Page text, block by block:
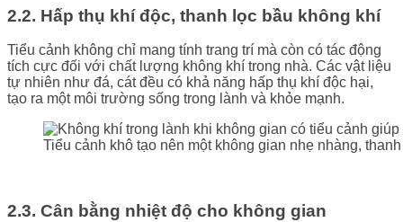
2.2. Hấp thụ khí độc, thanh lọc bầu không khí
Tiểu cảnh không chỉ mang tính trang trí mà còn có tác động
tích cực đối với chất lượng không khí trong nhà. Các vật liệu
tự nhiên như đá, cát đều có khả năng hấp thụ khí độc hại,
tạo ra một môi trường sống trong lành và khỏe mạnh.
Tiểu cảnh khô tạo nên một không gian nhẹ nhàng,
2.3. Cân bằng nhiệt độ cho không gian